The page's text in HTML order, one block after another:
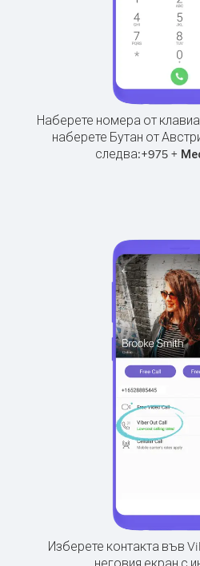
Наберете номера от
наберете Бутан от
следва:+975+
Изберете контакта във
неговия екран с